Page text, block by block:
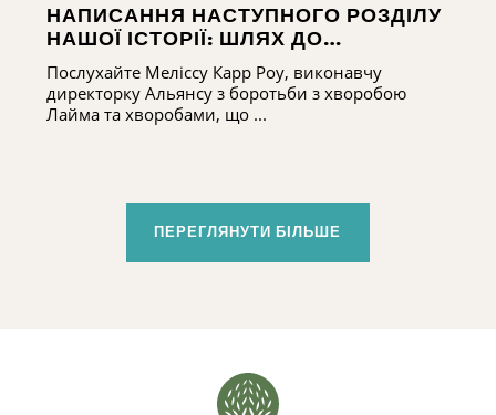
НАПИСАННЯ НАСТУПНОГО РОЗДІЛУ
НАШОЇ ІСТОРІЇ: ШЛЯХ ДО
РОЗБУДОВИ ПОТЕНЦІАЛУ АЛЬЯНСУ
З БОРОТЬБИ З ХВОРОБОЮ ЛАЙМА
ТА ХВОРОБАМИ, ЩО ПЕРЕДАЮТЬСЯ
КЛІЩАМИ, У ЦЕНТРАЛЬНОМУ НЬЮ-
Послухайте Меліссу Карр Роу, виконавчу
директорку Альянсу з боротьби з хворобою
Лайма та хворобами, що ...
ПЕРЕГЛЯНУТИ БІЛЬШЕ